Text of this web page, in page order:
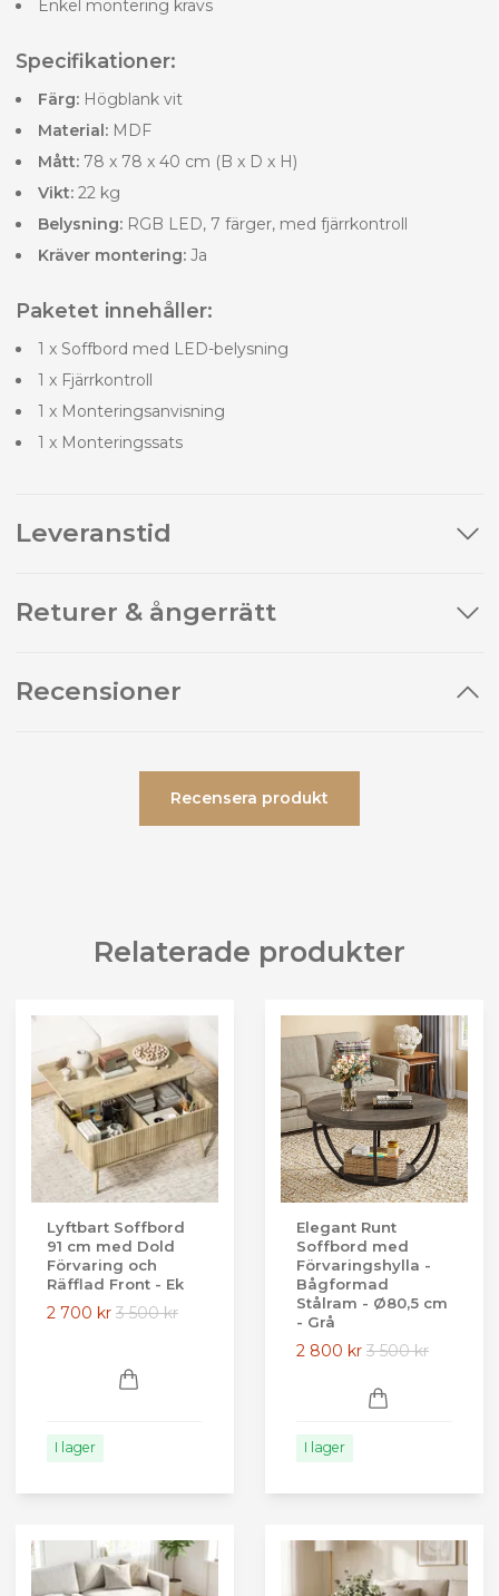
Enkel montering krävs
Specifikationer:
Färg: Högblank vit
Material: MDF
Mått: 78 x 78 x 40 cm (B x D x H)
Vikt: 22 kg
Belysning: RGB LED, 7 färger, med fjärrkontroll
Kräver montering: Ja
Paketet innehåller:
1 x Soffbord med LED-belysning
1 x Fjärrkontroll
1 x Monteringsanvisning
1 x Monteringssats
Leveranstid
Returer & ångerrätt
Recensioner
Recensera produkt
Relaterade produkter
Lyftbart Soffbord
91 cm med Dold
Förvaring och
Räfflad Front - Ek
2 700 kr 3 500 kr
I lager
Elegant Runt
Soffbord med
Förvaringshylla -
Bågformad
Stålram - Ø80,5 cm
- Grå
2 800 kr 3 500 kr
I lager